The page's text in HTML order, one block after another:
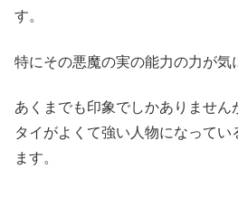
す。
特にその悪魔の実の能力の力が気
あくまでも印象でしかありません
タイがよくて強い人物になってい
ます。